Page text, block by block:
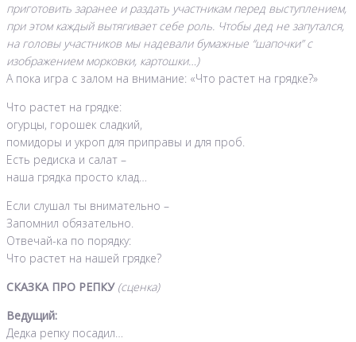
приготовить заранее и раздать участникам перед выступлением,
при этом каждый вытягивает себе роль. Чтобы дед не запутался,
на головы участников мы надевали бумажные “шапочки” с
изображением морковки, картошки…)
А пока игра с залом на внимание: «Что растет на грядке?»
Что растет на грядке:
огурцы, горошек сладкий,
помидоры и укроп для приправы и для проб.
Есть редиска и салат –
наша грядка просто клад…
Если слушал ты внимательно –
Запомнил обязательно.
Отвечай-ка по порядку:
Что растет на нашей грядке?
СКАЗКА ПРО РЕПКУ (сценка)
Ведущий:
Дедка репку посадил…